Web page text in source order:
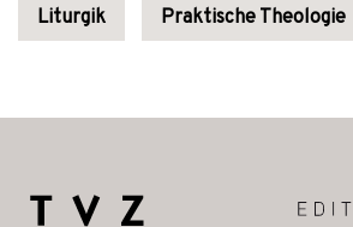
Liturgik Praktische Theologie